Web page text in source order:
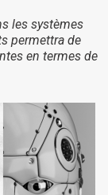
les systèmes
permettra de
en termes de